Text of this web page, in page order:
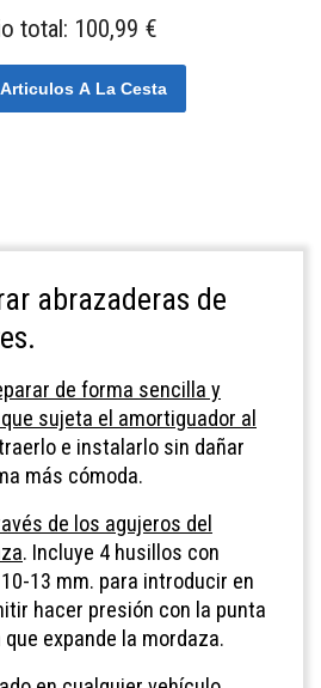
total: 100,99 €
A La Cesta
abrazaderas de
de forma sencilla y
sujeta el amortiguador al
e instalarlo sin dañar
más cómoda.
de los agujeros del
. Incluye 4 husillos con
13 mm. para introducir en
hacer presión con la punta
expande la mordaza.